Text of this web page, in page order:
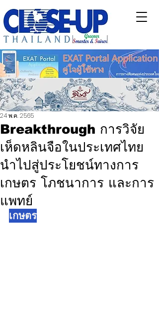
Breakthrough การวิจัย
เห็ดหลินจือในประเทศไทย
นำไปสู่ประโยชน์ทางการ
เกษตร โภชนาการ และการ
แพทย์
24 พ.ค. 2565
เกษตร